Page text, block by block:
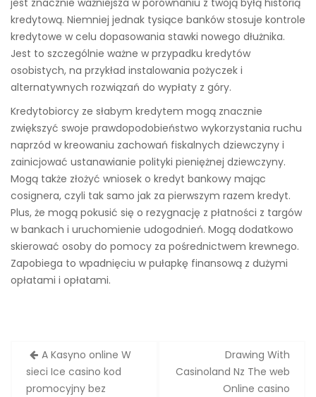
jest znacznie ważniejsza w porównaniu z twoją byłą historią
kredytową. Niemniej jednak tysiące banków stosuje kontrole
kredytowe w celu dopasowania stawki nowego dłużnika.
Jest to szczególnie ważne w przypadku kredytów
osobistych, na przykład instalowania pożyczek i
alternatywnych rozwiązań do wypłaty z góry.
Kredytobiorcy ze słabym kredytem mogą znacznie
zwiększyć swoje prawdopodobieństwo wykorzystania ruchu
naprzód w kreowaniu zachowań fiskalnych dziewczyny i
zainicjować ustanawianie polityki pieniężnej dziewczyny.
Mogą także złożyć wniosek o kredyt bankowy mając
cosignera, czyli tak samo jak za pierwszym razem kredyt.
Plus, że mogą pokusić się o rezygnację z płatności z targów
w bankach i uruchomienie udogodnień. Mogą dodatkowo
skierować osoby do pomocy za pośrednictwem krewnego.
Zapobiega to wpadnięciu w pułapkę finansową z dużymi
opłatami i opłatami.
Zobacz
wpisy
A Kasyno online W
sieci Ice casino kod
promocyjny bez
Drawing With
Casinoland Nz The web
Online casino